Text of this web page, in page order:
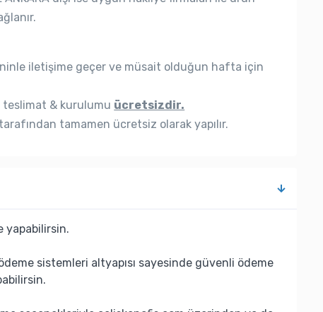
iletişime geçer ve müsait olduğun hafta için
teslimat & kurulumu ücretsizdir.
tamamen ücretsiz olarak yapılır.
yapabilirsin.
sistemleri altyapısı sayesinde güvenli ödeme